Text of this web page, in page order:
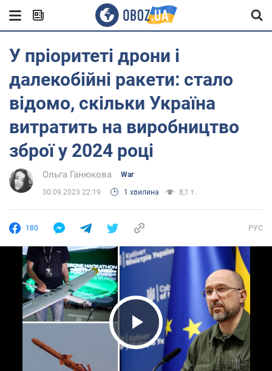
У пріоритеті дрони і
далекобійні ракети: стало
відомо, скільки Україна
витратить на виробництво
зброї у 2024 році
Ольга Ганюкова War
30.09.2023 22:19 1 хвилина 8,1 т.
180 РУС
Play Video